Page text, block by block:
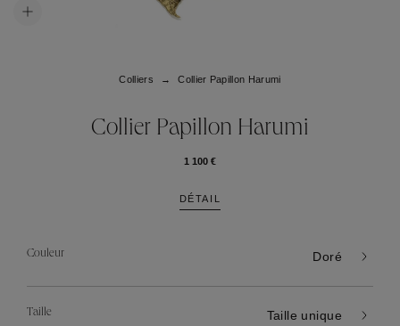
Colliers Collier Papillon Harumi
Collier Papillon Harumi
1 100 €
DÉTAIL
Couleur Doré
Taille Taille unique